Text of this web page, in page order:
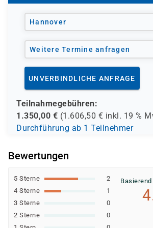
und andere Träger möglich
Hannover
Weitere Termine anfragen
UNVERBINDLICHE ANFRAGE
Teilnahmegebühren:
1.350,00 € (1.606,50 € inkl. 19 %
Durchführung ab 1 Teilnehmer
Bewertungen
5 Sterne
2
4 Sterne
1
3 Sterne
0
2 Sterne
0